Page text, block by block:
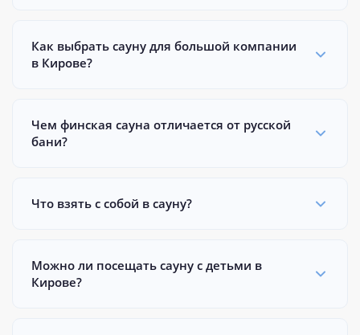
Как выбрать сауну для большой компании
в Кирове?
Чем финская сауна отличается от русской
бани?
Что взять с собой в сауну?
Можно ли посещать сауну с детьми в
Кирове?